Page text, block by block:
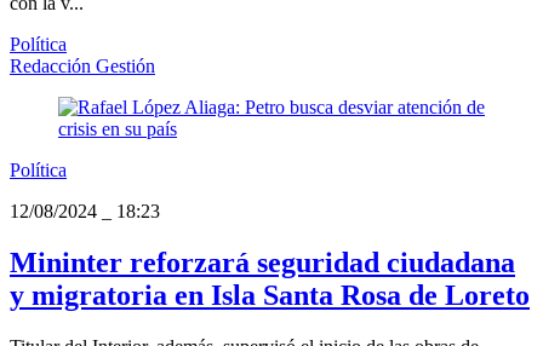
Política
Redacción Gestión
Política
12/08/2024
18:23
Mininter reforzará seguridad ciudadana
y migratoria en Isla Santa Rosa de Loreto